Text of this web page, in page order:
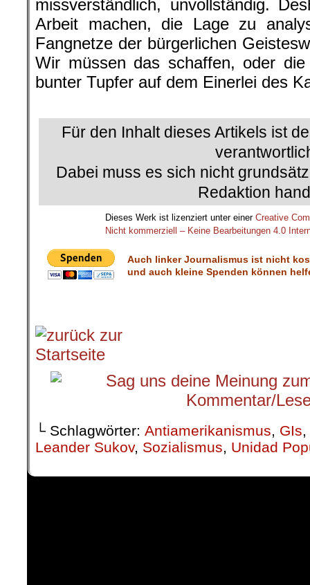
missverständlich, unvollständig.
Arbeit machen, die Lage zu
Fangnetze der bürgerlichen
Wir müssen das schaffen, oder
bunter Tupfer auf dem Einerlei des
Für den Inhalt dieses Artikels ist
Dabei muss es sich nicht
Redaktion
Dieses Werk ist lizenziert unter einer Creative
Nicht kommerziell – Keine Bearbeitungen 4.0
Auch linker Journalismus ist nicht
und auch kleine Spenden können
└ Schlagwörter: Antiamerikanismus, GIs,
Leander Sukov, Sozialismus, Unidad